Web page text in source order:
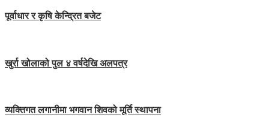
पूर्वाधार र कृषि केन्द्रित बजेट
खुर्रा खोलाको पुल ४ वर्षदेखि अलपत्र
व्यक्तिगत लगानीमा भगवान शिवको मूर्ति स्थापना